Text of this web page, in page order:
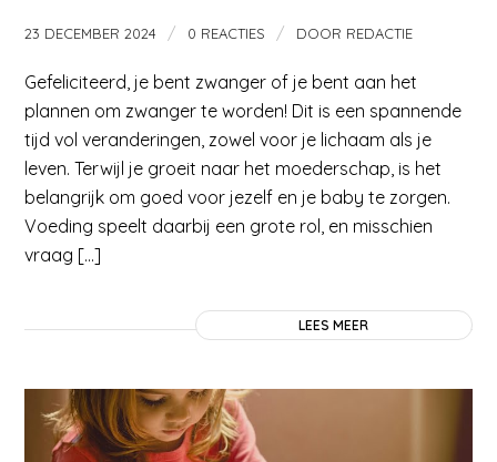
23 DECEMBER 2024 / 0 REACTIES / DOOR REDACTIE
Gefeliciteerd, je bent zwanger of je bent aan het
plannen om zwanger te worden! Dit is een spannende
tijd vol veranderingen, zowel voor je lichaam als je
leven. Terwijl je groeit naar het moederschap, is het
belangrijk om goed voor jezelf en je baby te zorgen.
Voeding speelt daarbij een grote rol, en misschien
vraag […]
LEES MEER